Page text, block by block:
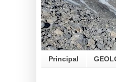
Principal